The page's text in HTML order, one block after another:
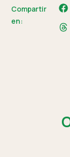
Compartir
en: